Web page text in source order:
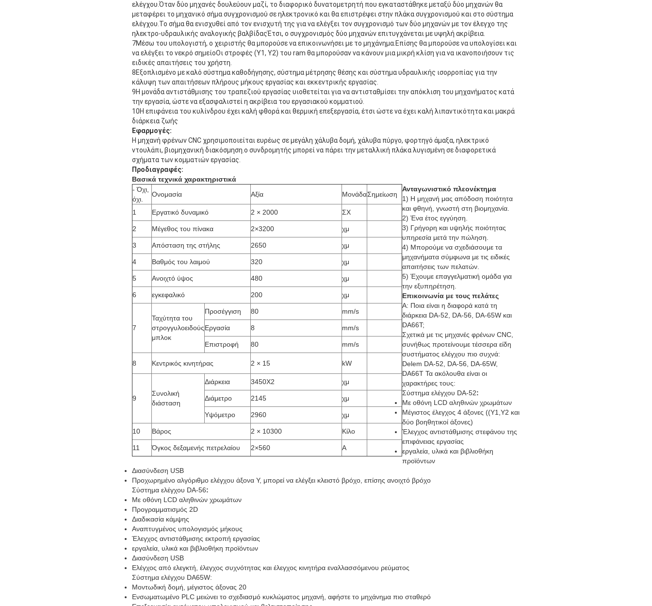
ελέγχου.Όταν δύο μηχανές δουλεύουν μαζί, το διαφορικό δυνατομετρητή που εγκαταστάθηκε μεταξύ δύο μηχανών θα
μεταφέρει το μηχανικό σήμα συγχρονισμού σε ηλεκτρονικό και θα επιστρέψει στην πλάκα συγχρονισμού και στο σύστημα
ελέγχου.Το σήμα θα ενισχυθεί από τον ενισχυτή της για να ελέγξει τον συγχρονισμό των δύο μηχανών με τον έλεγχο της
ηλεκτρο-υδραυλικής αναλογικής βαλβίδαςΈτσι, ο συγχρονισμός δύο μηχανών επιτυγχάνεται με υψηλή ακρίβεια.
7Μέσω του υπολογιστή, ο χειριστής θα μπορούσε να επικοινωνήσει με το μηχάνημα.Επίσης θα μπορούσε να υπολογίσει και
να ελέγξει το νεκρό σημείοΟι στροφές (Y1, Y2) του ram θα μπορούσαν να κάνουν μια μικρή κλίση για να ικανοποιήσουν τις
ειδικές απαιτήσεις του χρήστη.
8Εξοπλισμένο με καλό σύστημα καθοδήγησης, σύστημα μέτρησης θέσης και σύστημα υδραυλικής ισορροπίας για την
κάλυψη των απαιτήσεων πλήρους μήκους εργασίας και εκκεντρικής εργασίας.
9Η μονάδα αντιστάθμισης του τραπεζιού εργασίας υιοθετείται για να αντισταθμίσει την απόκλιση του μηχανήματος κατά
την εργασία, ώστε να εξασφαλιστεί η ακρίβεια του εργασιακού κομματιού.
10Η επιφάνεια του κυλίνδρου έχει καλή φθορά και θερμική επεξεργασία, έτσι ώστε να έχει καλή λιπαντικότητα και μακρά
διάρκεια ζωής
Εφαρμογές:
Η μηχανή φρένων CNC χρησιμοποιείται ευρέως σε μεγάλη χάλυβα δομή, χάλυβα πύργο, φορτηγό άμαξα, ηλεκτρικό
ντουλάπι, βιομηχανική διακόσμηση.ο συνδρομητής μπορεί να πάρει την μεταλλική πλάκα λυγισμένη σε διαφορετικά
σχήματα των κομματιών εργασίας.
Προδιαγραφές:
Βασικά τεχνικά χαρακτηριστικά
- Όχι,
όχι.
Ονομασία Αξία ΜονάδαΣημείωση
1 Εργατικό δυναμικό 2 × 2000 ΣΧ
2 Μέγεθος του πίνακα 2×3200 χμ
3 Απόσταση της στήλης 2650 χμ
4 Βαθμός του λαιμού 320 χμ
5 Ανοιχτό ύψος 480 χμ
6 εγκεφαλικό 200 χμ
7
Ταχύτητα του
στρογγυλοειδούς
μπλοκ
Προσέγγιση 80 mm/s
Εργασία 8 mm/s
Επιστροφή 80 mm/s
8 Κεντρικός κινητήρας 2 × 15 kW
9
Συνολική
διάσταση
Διάρκεια 3450Χ2 χμ
Διάμετρο 2145 χμ
Υψόμετρο 2960 χμ
10 Βάρος 2 × 10300 Κίλο
11 Όγκος δεξαμενής πετρελαίου 2×560 Α
Ανταγωνιστικό πλεονέκτημα
1) Η μηχανή μας απόδοση ποιότητα
και φθηνή, γνωστή στη βιομηχανία.
2) Ένα έτος εγγύηση.
3) Γρήγορη και υψηλής ποιότητας
υπηρεσία μετά την πώληση.
4) Μπορούμε να σχεδιάσουμε τα
μηχανήματα σύμφωνα με τις ειδικές
απαιτήσεις των πελατών.
5) Έχουμε επαγγελματική ομάδα για
την εξυπηρέτηση.
Επικοινωνία με τους πελάτες
Α: Ποια είναι η διαφορά κατά τη
διάρκεια DA-52, DA-56, DA-65W και
DA66T;
Σχετικά με τις μηχανές φρένων CNC,
συνήθως προτείνουμε τέσσερα είδη
συστήματος ελέγχου πιο συχνά:
Delem DA-52, DA-56, DA-65W,
DA66T Τα ακόλουθα είναι οι
χαρακτήρες τους:
Σύστημα ελέγχου DA-52:
Με οθόνη LCD αληθινών χρωμάτων
Μέγιστος έλεγχος 4 άξονες ((Y1,Y2 και
δύο βοηθητικοί άξονες)
Έλεγχος αντιστάθμισης στεφάνου της
επιφάνειας εργασίας
εργαλεία, υλικά και βιβλιοθήκη
προϊόντων
Διασύνδεση USB
Προχωρημένο αλγόριθμο ελέγχου άξονα Y, μπορεί να ελέγξει κλειστό βρόχο, επίσης ανοιχτό βρόχο
Σύστημα ελέγχου DA-56:
Με οθόνη LCD αληθινών χρωμάτων
Προγραμματισμός 2D
Διαδικασία κάμψης
Αναπτυγμένος υπολογισμός μήκους
Έλεγχος αντιστάθμισης εκτροπή εργασίας
εργαλεία, υλικά και βιβλιοθήκη προϊόντων
Διασύνδεση USB
Ελέγχος από ελεγκτή, έλεγχος συχνότητας και έλεγχος κινητήρα εναλλασσόμενου ρεύματος
Σύστημα ελέγχου DA65W:
Μοντωδική δομή, μέγιστος άξονας 20
Ενσωματωμένο PLC μειώνει το σχεδιασμό κυκλώματος μηχανή, αφήστε το μηχάνημα πιο σταθερό